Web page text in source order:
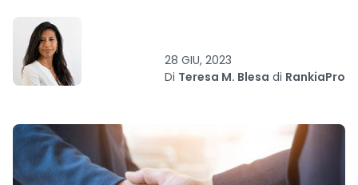
28 GIU, 2023
Di Teresa M. Blesa di RankiaPro